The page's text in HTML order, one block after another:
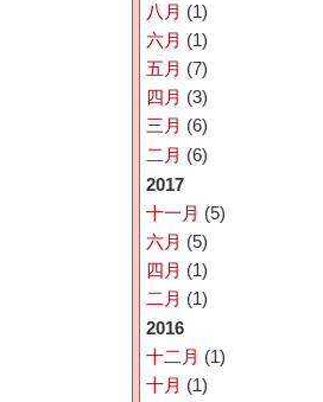
八月 (1)
六月 (1)
五月 (7)
四月 (3)
三月 (6)
二月 (6)
2017
十一月 (5)
六月 (5)
四月 (1)
二月 (1)
2016
十二月 (1)
十月 (1)